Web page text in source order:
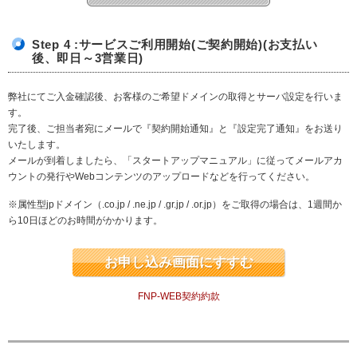
Step 4 :サービスご利用開始(ご契約開始)(お支払い
後、即日～3営業日)
弊社にてご入金確認後、お客様のご希望ドメインの取得とサーバ設定を行いま
す。
完了後、ご担当者宛にメールで『契約開始通知』と『設定完了通知』をお送り
いたします。
メールが到着しましたら、「スタートアップマニュアル」に従ってメールアカ
ウントの発行やWebコンテンツのアップロードなどを行ってください。
※属性型jpドメイン（.co.jp / .ne.jp / .gr.jp / .or.jp）をご取得の場合は、1週間か
ら10日ほどのお時間がかかります。
お申し込み画面にすすむ
FNP-WEB契約約款